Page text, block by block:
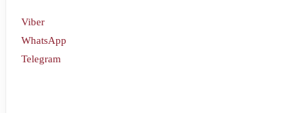
Viber
WhatsApp
Telegram